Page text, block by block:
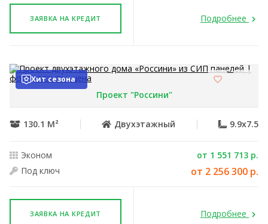
ЗАЯВКА НА КРЕДИТ Подробнее
Хит сезона
Проект "Россини"
130.1 М² Двухэтажный 9.9x7.5
Эконом
от 1 551 713 р.
Под ключ
от 2 256 300 р.
ЗАЯВКА НА КРЕДИТ Подробнее